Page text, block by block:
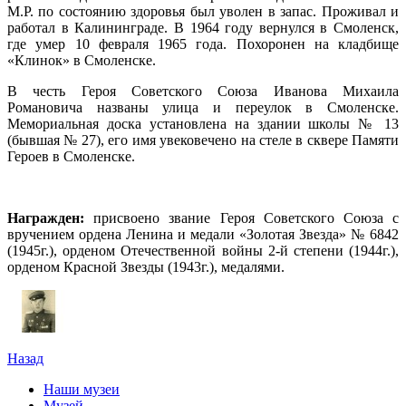
М.Р. по состоянию здоровья был уволен в запас. Проживал и
работал в Калининграде. В 1964 году вернулся в Смоленск,
где умер 10 февраля 1965 года. Похоронен на кладбище
«Клинок» в Смоленске.
В честь Героя Советского Союза Иванова Михаила
Романовича названы улица и переулок в Смоленске.
Мемориальная доска установлена на здании школы № 13
(бывшая № 27), его имя увековечено на стеле в сквере Памяти
Героев в Смоленске.
Награжден: присвоено звание Героя Советского Союза с
вручением ордена Ленина и медали «Золотая Звезда» № 6842
(1945г.), орденом Отечественной войны 2-й степени (1944г.),
орденом Красной Звезды (1943г.), медалями.
Назад
Наши музеи